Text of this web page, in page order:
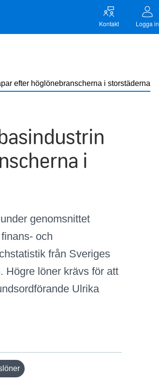
Kontakt Logga in
efter höglönebranscherna i storstäderna
i
genomsnittet
och
från Sveriges
Högre löner krävs för att
Ulrika